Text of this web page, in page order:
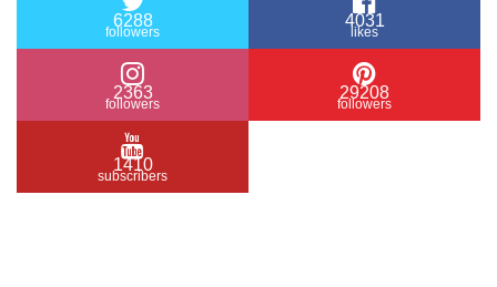
6288
followers
4031
likes
2363
followers
29208
followers
1410
subscribers